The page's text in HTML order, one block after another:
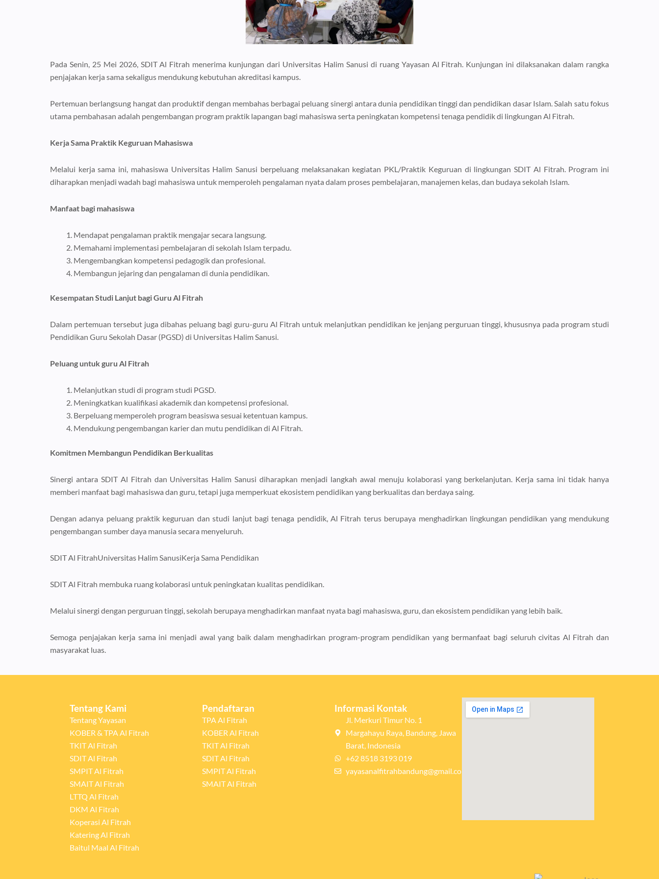
Pada Senin, 25 Mei 2026, SDIT Al Fitrah menerima kunjungan dari Universitas Halim Sanusi di ruang Yayasan Al Fitrah. Kunjungan ini dilaksanakan dalam rangka
penjajakan kerja sama sekaligus mendukung kebutuhan akreditasi kampus.
Pertemuan berlangsung hangat dan produktif dengan membahas berbagai peluang sinergi antara dunia pendidikan tinggi dan pendidikan dasar Islam. Salah satu fokus
utama pembahasan adalah pengembangan program praktik lapangan bagi mahasiswa serta peningkatan kompetensi tenaga pendidik di lingkungan Al Fitrah.
Kerja Sama Praktik Keguruan Mahasiswa
Melalui kerja sama ini, mahasiswa Universitas Halim Sanusi berpeluang melaksanakan kegiatan PKL/Praktik Keguruan di lingkungan SDIT Al Fitrah. Program ini
diharapkan menjadi wadah bagi mahasiswa untuk memperoleh pengalaman nyata dalam proses pembelajaran, manajemen kelas, dan budaya sekolah Islam.
Manfaat bagi mahasiswa
Mendapat pengalaman praktik mengajar secara langsung.
Memahami implementasi pembelajaran di sekolah Islam terpadu.
Mengembangkan kompetensi pedagogik dan profesional.
Membangun jejaring dan pengalaman di dunia pendidikan.
Kesempatan Studi Lanjut bagi Guru Al Fitrah
Dalam pertemuan tersebut juga dibahas peluang bagi guru-guru Al Fitrah untuk melanjutkan pendidikan ke jenjang perguruan tinggi, khususnya pada program studi
Pendidikan Guru Sekolah Dasar (PGSD) di Universitas Halim Sanusi.
Peluang untuk guru Al Fitrah
Melanjutkan studi di program studi PGSD.
Meningkatkan kualifikasi akademik dan kompetensi profesional.
Berpeluang memperoleh program beasiswa sesuai ketentuan kampus.
Mendukung pengembangan karier dan mutu pendidikan di Al Fitrah.
Komitmen Membangun Pendidikan Berkualitas
Sinergi antara SDIT Al Fitrah dan Universitas Halim Sanusi diharapkan menjadi langkah awal menuju kolaborasi yang berkelanjutan. Kerja sama ini tidak hanya
memberi manfaat bagi mahasiswa dan guru, tetapi juga memperkuat ekosistem pendidikan yang berkualitas dan berdaya saing.
Dengan adanya peluang praktik keguruan dan studi lanjut bagi tenaga pendidik, Al Fitrah terus berupaya menghadirkan lingkungan pendidikan yang mendukung
pengembangan sumber daya manusia secara menyeluruh.
SDIT Al FitrahUniversitas Halim SanusiKerja Sama Pendidikan
SDIT Al Fitrah membuka ruang kolaborasi untuk peningkatan kualitas pendidikan.
Melalui sinergi dengan perguruan tinggi, sekolah berupaya menghadirkan manfaat nyata bagi mahasiswa, guru, dan ekosistem pendidikan yang lebih baik.
Semoga penjajakan kerja sama ini menjadi awal yang baik dalam menghadirkan program-program pendidikan yang bermanfaat bagi seluruh civitas Al Fitrah dan
masyarakat luas.
Tentang Kami
Tentang Yayasan
KOBER & TPA Al Fitrah
TKIT Al Fitrah
SDIT Al Fitrah
SMPIT Al Fitrah
SMAIT Al Fitrah
LTTQ Al Fitrah
DKM Al Fitrah
Koperasi Al Fitrah
Katering Al Fitrah
Baitul Maal Al Fitrah
Pendaftaran
TPA Al Fitrah
KOBER Al Fitrah
TKIT Al Fitrah
SDIT Al Fitrah
SMPIT Al Fitrah
SMAIT Al Fitrah
Informasi Kontak
Jl. Merkuri Timur No. 1
Margahayu Raya, Bandung, Jawa
Barat, Indonesia
+62 8518 3193 019
yayasanalfitrahbandung@gmail.com